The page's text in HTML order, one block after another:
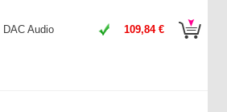
DAC Audio 109,84 €